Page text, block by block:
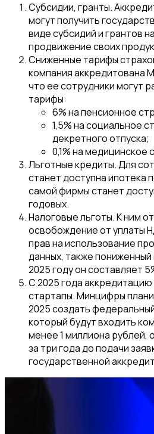
Субсидии, гранты.
могут получить
виде субсидий и грантов
продвижение своих
Сниженные тарифы
компания аккредитована
что ее сотрудники могут
тарифы:
6% на пенсионное
1,5% на социальное
декретного отпуска;
0,1% на медицинское
Льготные кредиты. Для
станет доступна ипотека
самой фирмы станет
годовых.
Налоговые льготы. К ним
освобождение от уплаты
прав на использование
данных, также
2025 году он составляет
С 2025 года
стартапы. Минцифры
2025 создать
который будут входить
менее 1 миллиона рублей,
за три года до подачи
государственной